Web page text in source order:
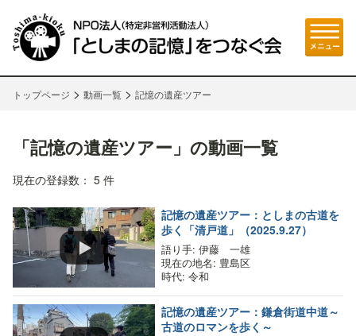
トップページ > 動画一覧 > 記憶の遺産ツアー
「記憶の遺産ツアー」の動画一覧
現在の登録数： 5 件
記憶の遺産ツアー：としまの古道を
歩く「清戸道」（2025.9.27）
語り手: 伊藤 一雄
現在の地名: 豊島区
時代: 令和
記憶の遺産ツアー：鎌倉街道中道～
古道のロマンを歩く～